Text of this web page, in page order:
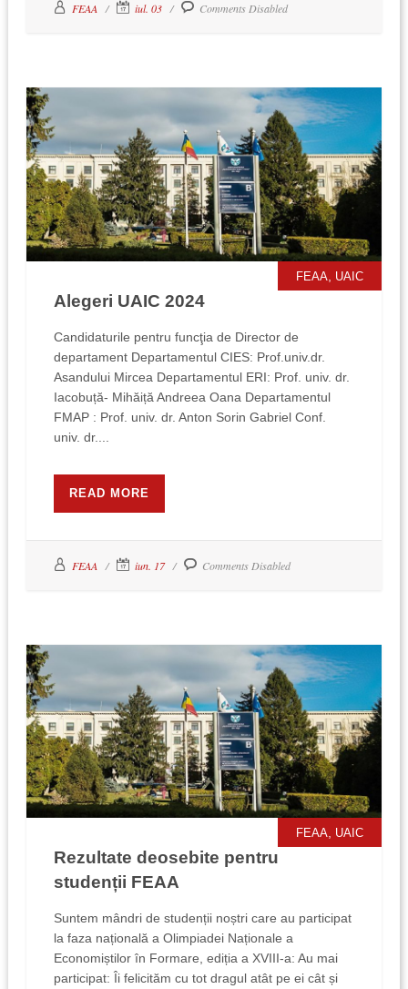
FEAA iul. 03 Comments Disabled
FEAA UAIC
Alegeri UAIC 2024
Candidaturile pentru funcţia de Director de
departament Departamentul CIES: Prof.univ.dr.
Asandului Mircea Departamentul ERI: Prof. univ. dr.
Iacobuță- Mihăiță Andreea Oana Departamentul
FMAP : Prof. univ. dr. Anton Sorin Gabriel Conf.
univ. dr....
READ MORE
FEAA iun. 17 Comments Disabled
FEAA UAIC
Rezultate deosebite pentru
studenții FEAA
Suntem mândri de studenții noștri care au participat
la faza națională a Olimpiadei Naționale a
Economiștilor în Formare, ediția a XVIII-a: Au mai
participat: Îi felicităm cu tot dragul atât pe ei cât și